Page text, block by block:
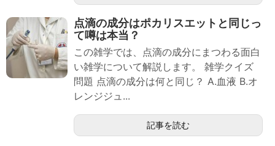
点滴の成分はポカリスエットと同じっ
て噂は本当？
この雑学では、点滴の成分にまつわる面白
い雑学について解説します。 雑学クイズ
問題 点滴の成分は何と同じ？ A.血液 B.オ
レンジジュ...
記事を読む